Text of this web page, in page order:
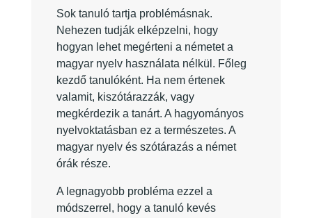
Sok tanuló tartja problémásnak.
Nehezen tudják elképzelni, hogy
hogyan lehet megérteni a németet a
magyar nyelv használata nélkül. Főleg
kezdő tanulóként. Ha nem értenek
valamit, kiszótárazzák, vagy
megkérdezik a tanárt. A hagyományos
nyelvoktatásban ez a természetes. A
magyar nyelv és szótárazás a német
órák része.
A legnagyobb probléma ezzel a
módszerrel, hogy a tanuló kevés